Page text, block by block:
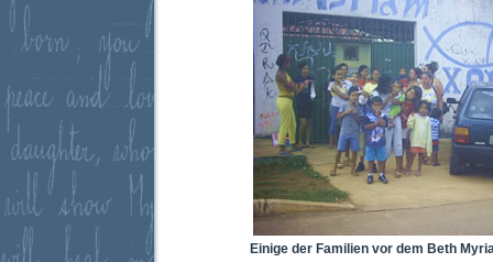
Einige der Familien vor dem Beth